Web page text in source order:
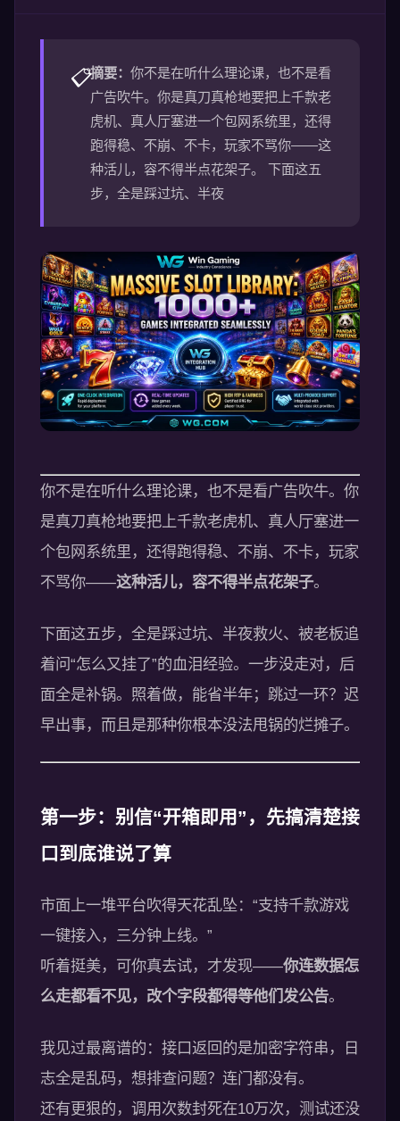
📋摘要： 你不是在听什么理论课，也不是看
广告吹牛。你是真刀真枪地要把上千款老
虎机、真人厅塞进一个包网系统里，还得
跑得稳、不崩、不卡，玩家不骂你——这
种活儿，容不得半点花架子。 下面这五
步，全是踩过坑、半夜
你不是在听什么理论课，也不是看广告吹牛。你
是真刀真枪地要把上千款老虎机、真人厅塞进一
个包网系统里，还得跑得稳、不崩、不卡，玩家
不骂你——这种活儿，容不得半点花架子。
下面这五步，全是踩过坑、半夜救火、被老板追
着问“怎么又挂了”的血泪经验。一步没走对，后
面全是补锅。照着做，能省半年；跳过一环？迟
早出事，而且是那种你根本没法甩锅的烂摊子。
第一步：别信“开箱即用”，先搞清楚接
口到底谁说了算
市面上一堆平台吹得天花乱坠：“支持千款游戏
一键接入，三分钟上线。”
听着挺美，可你真去试，才发现——你连数据怎
么走都看不见，改个字段都得等他们发公告。
我见过最离谱的：接口返回的是加密字符串，日
志全是乱码，想排查问题？连门都没有。
还有更狠的，调用次数封死在10万次，测试还没